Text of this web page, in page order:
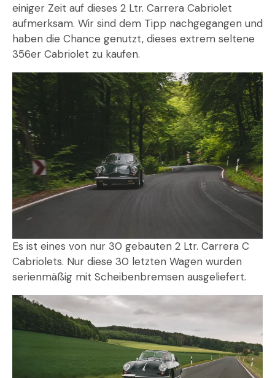
einiger Zeit auf dieses 2 Ltr. Carrera Cabriolet
aufmerksam. Wir sind dem Tipp nachgegangen und
haben die Chance genutzt, dieses extrem seltene
356er Cabriolet zu kaufen.
Es ist eines von nur 30 gebauten 2 Ltr. Carrera C
Cabriolets. Nur diese 30 letzten Wagen wurden
serienmäßig mit Scheibenbremsen ausgeliefert.